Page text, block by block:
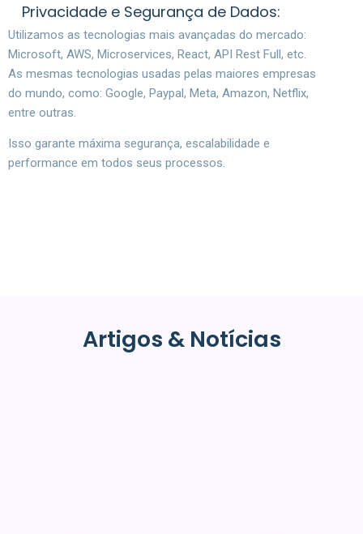
Privacidade e Segurança de Dados:
Utilizamos as tecnologias mais avançadas do mercado:
Microsoft, AWS, Microservices, React, API Rest Full, etc.
As mesmas tecnologias usadas pelas maiores empresas
do mundo, como: Google, Paypal, Meta, Amazon, Netflix,
entre outras.
Isso garante máxima segurança, escalabilidade e
performance em todos seus processos.
Artigos & Notícias